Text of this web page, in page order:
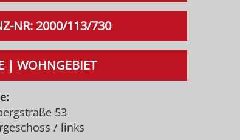
NR: 2000/113/730
| WOHNGEBIET
53
/ links